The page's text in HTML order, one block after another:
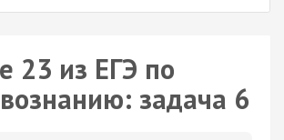
23 из ЕГЭ по
задача 6